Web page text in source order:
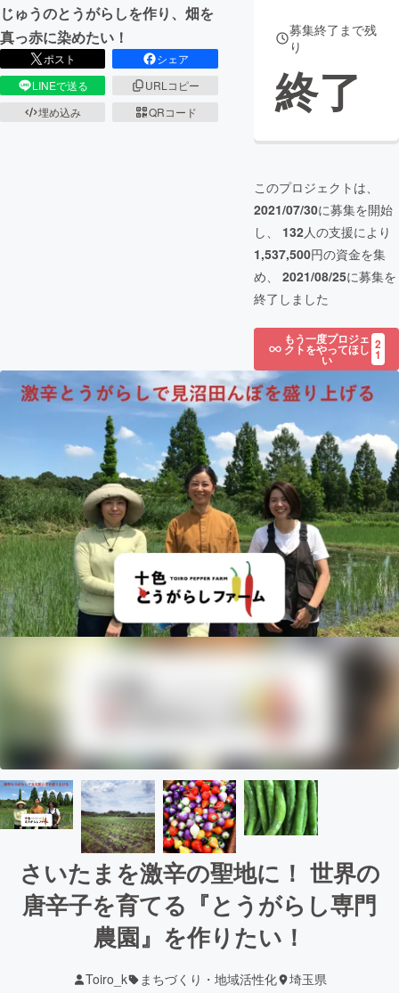
じゅうのとうがらしを作り、畑を
真っ赤に染めたい！
ポスト
シェア
LINEで送る
URLコピー
埋め込み
QRコード
募集終了まで残
り
終了
このプロジェクトは、
2021/07/30に募集を開始
し、 132人の支援により
1,537,500円の資金を集
め、 2021/08/25に募集を
終了しました
もう一度プロジェ
クトをやってほし
い
2
1
さいたまを激辛の聖地に！ 世界の
唐辛子を育てる『とうがらし専門
農園』を作りたい！
Toiro_k まちづくり・地域活性化 埼玉県